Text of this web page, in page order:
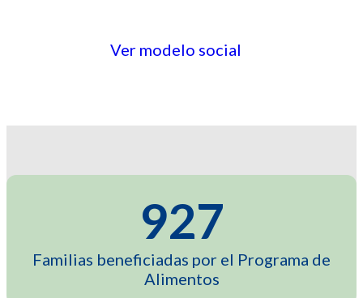
Ver modelo social
927
Familias beneficiadas por el Programa de
Alimentos